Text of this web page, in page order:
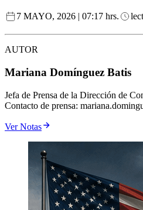
7 MAYO, 2026 | 07:17 hrs.
AUTOR
Mariana Domínguez Batis
Jefa de Prensa de la Dirección de
Contacto de prensa:
Ver Notas